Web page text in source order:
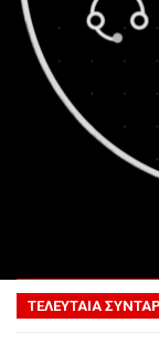
ΤΕΛΕΥΤΑΙΑ